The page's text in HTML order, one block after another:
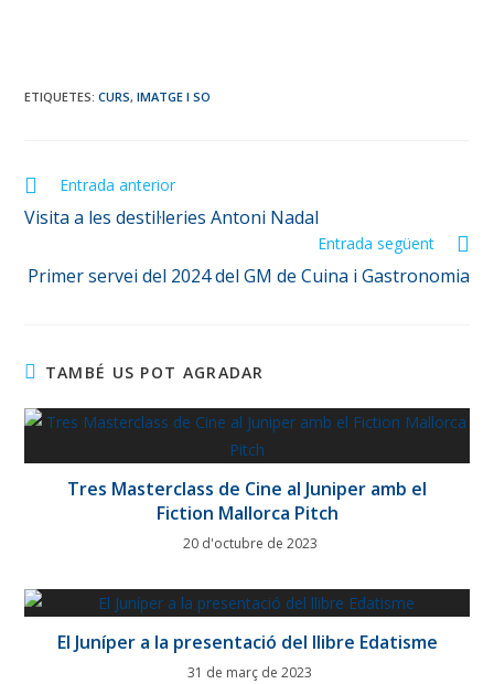
ETIQUETES:CURS, IMATGE I SO
Entrada anterior
Visita a les destil·leries Antoni Nadal
Entrada següent
Primer servei del 2024 del GM de Cuina i Gastronomia
TAMBÉ US POT AGRADAR
Tres Masterclass de Cine al Juniper amb el
Fiction Mallorca Pitch
20 d'octubre de 2023
El Juníper a la presentació del llibre Edatisme
31 de març de 2023